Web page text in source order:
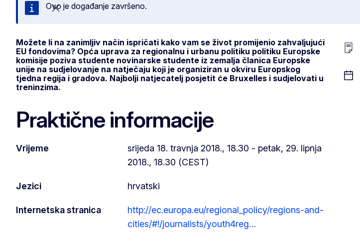
Zatvori
Ovo je događanje završeno.
Možete li na zanimljiv način ispričati kako vam se život promijenio zahvaljujući
EU fondovima? Opća uprava za regionalnu i urbanu politiku politiku Europske
komisije poziva studente novinarske studente iz zemalja članica Europske
unije na sudjelovanje na natječaju koji je organiziran u okviru Europskog
tjedna regija i gradova. Najbolji natjecatelj posjetit će Bruxelles i sudjelovati u
treninzima.
Praktične informacije
Vrijeme
srijeda 18. travnja 2018., 18.30 - petak, 29. lipnja
2018., 18.30 (CEST)
Jezici hrvatski
Internetska stranica
http://ec.europa.eu/regional_policy/regions-and-
cities/#!/journalists/youth4reg…